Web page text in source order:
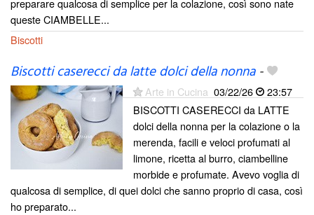
preparare qualcosa di semplice per la colazione, così sono nate
queste CIAMBELLE...
Biscotti
Biscotti caserecci da latte dolci della nonna-
Arte in Cucina 03/22/26
23:57
BISCOTTI CASERECCI da LATTE
dolci della nonna per la colazione o la
merenda, facili e veloci profumati al
limone, ricetta al burro, ciambelline
morbide e profumate. Avevo voglia di
qualcosa di semplice, di quei dolci che sanno proprio di casa, così
ho preparato...